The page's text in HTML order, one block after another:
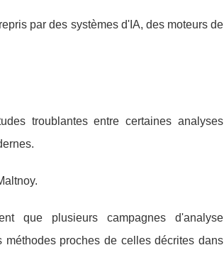
par des systèmes d'IA, des moteurs de
troublantes entre certaines analyses
que plusieurs campagnes d'analyse
proches de celles décrites dans